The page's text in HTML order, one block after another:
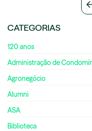
CATEGORIAS
120 anos
Administração de
Agronegócio
Alumni
ASA
Biblioteca